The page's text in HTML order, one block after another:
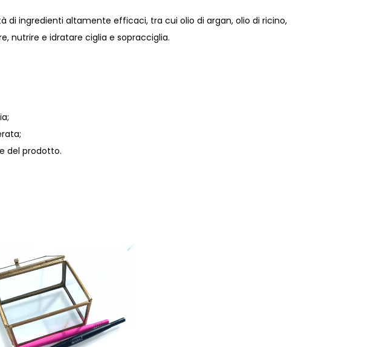
di ingredienti altamente efficaci, tra cui olio di argan, olio di ricino,
nutrire e idratare ciglia e sopracciglia.
del prodotto.